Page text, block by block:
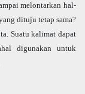
melontarkan hal-
dituju tetap sama?
Suatu kalimat dapat
digunakan untuk